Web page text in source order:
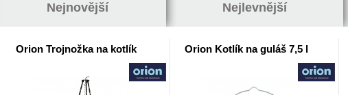
Nejnovější Nejlevnější
Orion Trojnožka na kotlík Orion Kotlík na guláš 7,5 l